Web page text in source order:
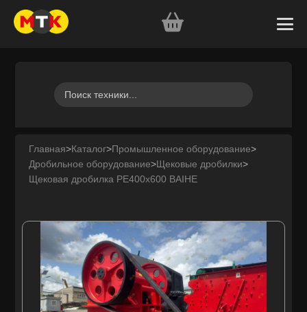
Главная>Каталог>Промышленное оборудование>
Дробильное оборудование>Щековые дробилки>
Щековая дробилка PE400x600 BAIHE